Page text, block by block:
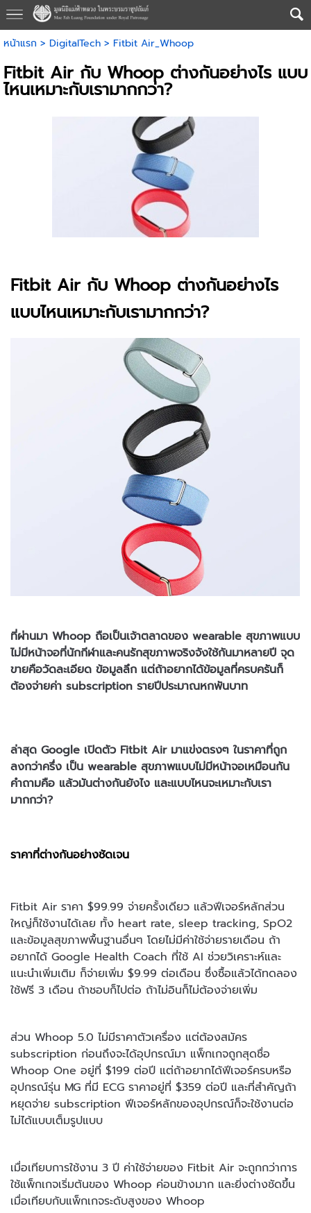
หน้าแรก > DigitalTech> Fitbit Air_Whoop
Fitbit Air กับ Whoop ต่างกันอย่างไร แบบ
ไหนเหมาะกับเรามากกว่า?
Fitbit Air กับ Whoop ต่างกันอย่างไร
แบบไหนเหมาะกับเรามากกว่า?
ที่ผ่านมา Whoop ถือเป็นเจ้าตลาดของ wearable สุขภาพแบบ
ไม่มีหน้าจอที่นักกีฬาและคนรักสุขภาพจริงจังใช้กันมาหลายปี จุด
ขายคือวัดละเอียด ข้อมูลลึก แต่ถ้าอยากได้ข้อมูลที่ครบครันก็
ต้องจ่ายค่า subscription รายปีประมาณหกพันบาท
ล่าสุด Google เปิดตัว Fitbit Air มาแข่งตรงๆ ในราคาที่ถูก
ลงกว่าครึ่ง เป็น wearable สุขภาพแบบไม่มีหน้าจอเหมือนกัน
คำถามคือ แล้วมันต่างกันยังไง และแบบไหนจะเหมาะกับเรา
มากกว่า?
ราคาที่ต่างกันอย่างชัดเจน
Fitbit Air ราคา $99.99 จ่ายครั้งเดียว แล้วฟีเจอร์หลักส่วน
ใหญ่ก็ใช้งานได้เลย ทั้ง heart rate, sleep tracking, SpO2
และข้อมูลสุขภาพพื้นฐานอื่นๆ โดยไม่มีค่าใช้จ่ายรายเดือน ถ้า
อยากได้ Google Health Coach ที่ใช้ AI ช่วยวิเคราะห์และ
แนะนำเพิ่มเติม ก็จ่ายเพิ่ม $9.99 ต่อเดือน ซึ่งซื้อแล้วได้ทดลอง
ใช้ฟรี 3 เดือน ถ้าชอบก็ไปต่อ ถ้าไม่อินก็ไม่ต้องจ่ายเพิ่ม
ส่วน Whoop 5.0 ไม่มีราคาตัวเครื่อง แต่ต้องสมัคร
subscription ก่อนถึงจะได้อุปกรณ์มา แพ็กเกจถูกสุดชื่อ
Whoop One อยู่ที่ $199 ต่อปี แต่ถ้าอยากได้ฟีเจอร์ครบหรือ
อุปกรณ์รุ่น MG ที่มี ECG ราคาอยู่ที่ $359 ต่อปี และที่สำคัญถ้า
หยุดจ่าย subscription ฟีเจอร์หลักของอุปกรณ์ก็จะใช้งานต่อ
ไม่ได้แบบเต็มรูปแบบ
เมื่อเทียบการใช้งาน 3 ปี ค่าใช้จ่ายของ Fitbit Air จะถูกกว่าการ
ใช้แพ็กเกจเริ่มต้นของ Whoop ค่อนข้างมาก และยิ่งต่างชัดขึ้น
เมื่อเทียบกับแพ็กเกจระดับสูงของ Whoop